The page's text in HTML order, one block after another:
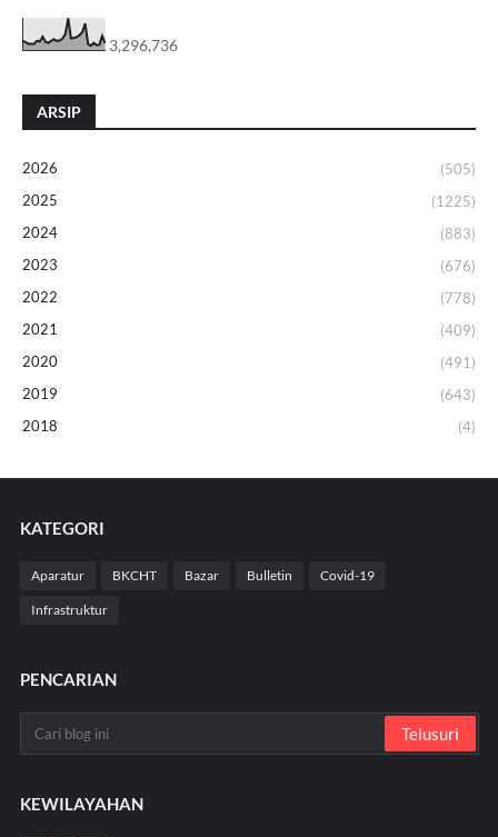
3,296,736
ARSIP
2026
(505)
2025
(1225)
2024
(883)
2023
(676)
2022
(778)
2021
(409)
2020
(491)
2019
(643)
2018
(4)
KATEGORI
Aparatur BKCHT Bazar Bulletin Covid-19
Infrastruktur
PENCARIAN
KEWILAYAHAN